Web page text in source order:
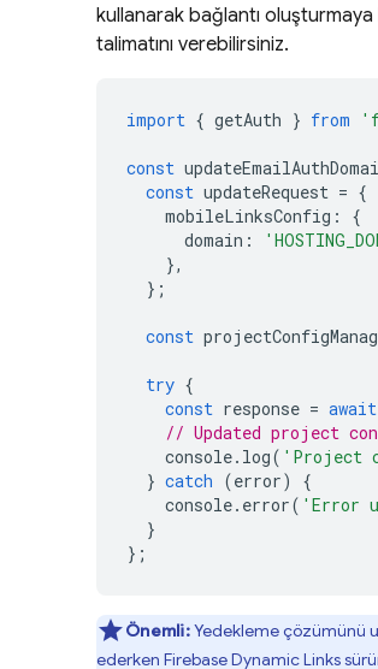
kullanarak bağlantı oluşturmaya
talimatını verebilirsiniz.
import { getAuth } from
const
const updateRequest = {
mobileLinksConfig :
{
domain :
},
};
const
try {
const response = await
// Updated project
console. log( 'Project
} catch (error)
{
console. error( 'Error
}
};
Önemli:Yedekleme çözümünü
ederken Firebase Dynamic Links